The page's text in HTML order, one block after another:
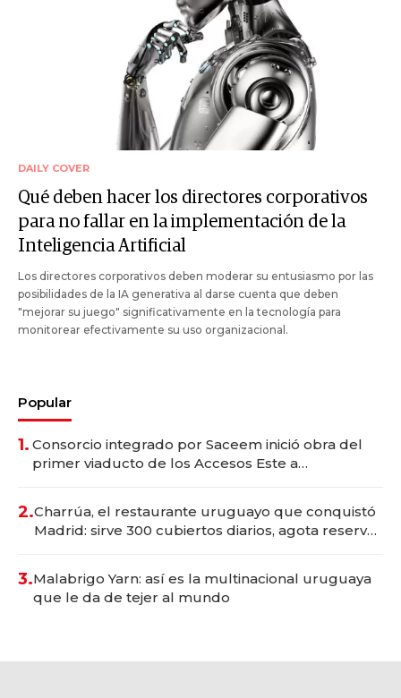
DAILY COVER
Qué deben hacer los directores corporativos
para no fallar en la implementación de la
Inteligencia Artificial
Los directores corporativos deben moderar su entusiasmo por las
posibilidades de la IA generativa al darse cuenta que deben
"mejorar su juego" significativamente en la tecnología para
monitorear efectivamente su uso organizacional.
Popular
1. Consorcio integrado por Saceem inició obra del
primer viaducto de los Accesos Este a
2.Charrúa, el restaurante uruguayo que conquistó
Madrid: sirve 300 cubiertos diarios, agota reservas
3.Malabrigo Yarn: así es la multinacional uruguaya
que le da de tejer al mundo